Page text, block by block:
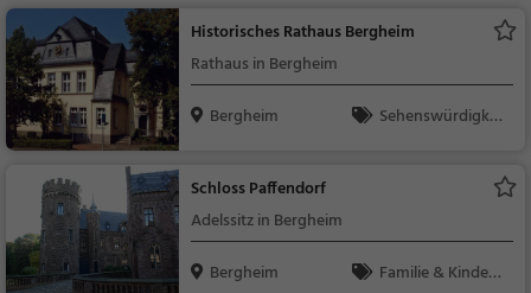
Historisches Rathaus Bergheim
Rathaus in Bergheim
Bergheim
Sehenswürdigkei
Schloss Paffendorf
Adelssitz in Bergheim
Bergheim
Familie & Kinder,